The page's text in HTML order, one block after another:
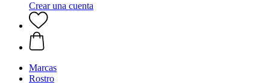
Crear una cuenta
Marcas
Rostro